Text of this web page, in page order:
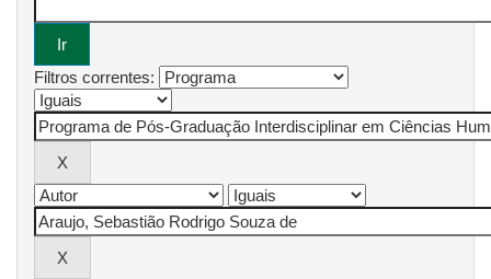
Filtros correntes: